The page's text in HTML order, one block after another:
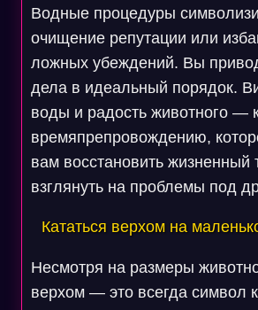
Водные процедуры
очищение репутации или
ложных убеждений. Вы
дела в идеальный порядок.
воды и радость животного —
времяпрепровождению,
вам восстановить жизненный
взглянуть на проблемы под
Кататься верхом на
Несмотря на размеры
верхом — это всегда символ